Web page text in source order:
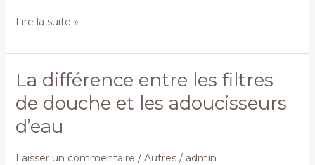
Lire la suite »
La différence entre les filtres
de douche et les adoucisseurs
d’eau
Laisser un commentaire / Autres/ admin
La
entre
les
de